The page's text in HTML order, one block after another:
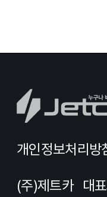
개인정보처리방
(주)제트카 대